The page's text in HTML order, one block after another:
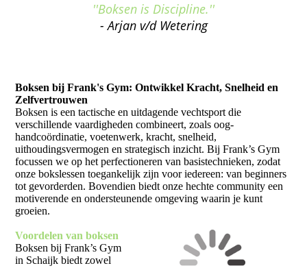
''Boksen is Discipline.''
- Arjan v/d Wetering
Boksen bij Frank's Gym: Ontwikkel Kracht, Snelheid en
Zelfvertrouwen
Boksen is een tactische en uitdagende vechtsport die
verschillende vaardigheden combineert, zoals oog-
handcoördinatie, voetenwerk, kracht, snelheid,
uithoudingsvermogen en strategisch inzicht. Bij Frank’s Gym
focussen we op het perfectioneren van basistechnieken, zodat
onze bokslessen toegankelijk zijn voor iedereen: van beginners
tot gevorderden. Bovendien biedt onze hechte community een
motiverende en ondersteunende omgeving waarin je kunt
groeien.
Voordelen van boksen
Boksen bij Frank’s Gym
in Schaijk biedt zowel